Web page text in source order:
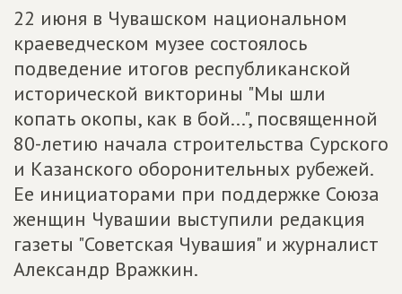
22 июня в Чувашском национальном
краеведческом музее состоялось
подведение итогов республиканской
исторической викторины "Мы шли
копать окопы, как в бой...", посвященной
80-летию начала строительства Сурского
и Казанского оборонительных рубежей.
Ее инициаторами при поддержке Союза
женщин Чувашии выступили редакция
газеты "Советская Чувашия" и журналист
Александр Вражкин.